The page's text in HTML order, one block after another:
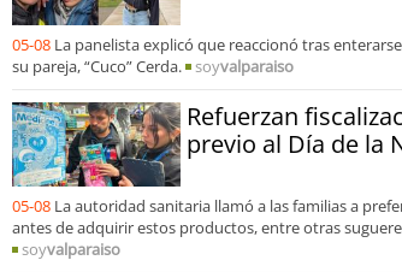
05-08 La panelista explicó que reaccionó tras
su pareja, “Cuco” Cerda.
soyvalparaiso
Refuerzan
previo al Día de la
05-08 La autoridad sanitaria llamó a las familias a
antes de adquirir estos productos, entre otras
soyvalparaiso